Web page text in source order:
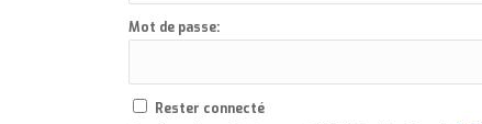
Mot de passe:
Rester connecté